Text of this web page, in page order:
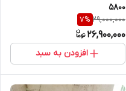
5800
29,000,000
7%
26,900,000
افزودن به سبد